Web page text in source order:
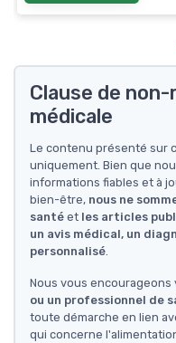
Clause de
médicale
Le contenu présenté sur
uniquement. Bien que
informations fiables et à
bien-être, nous ne
santé et les articles
un avis médical, un
personnalisé.
Nous vous encourageons
ou un professionnel de
toute démarche en lien
qui concerne